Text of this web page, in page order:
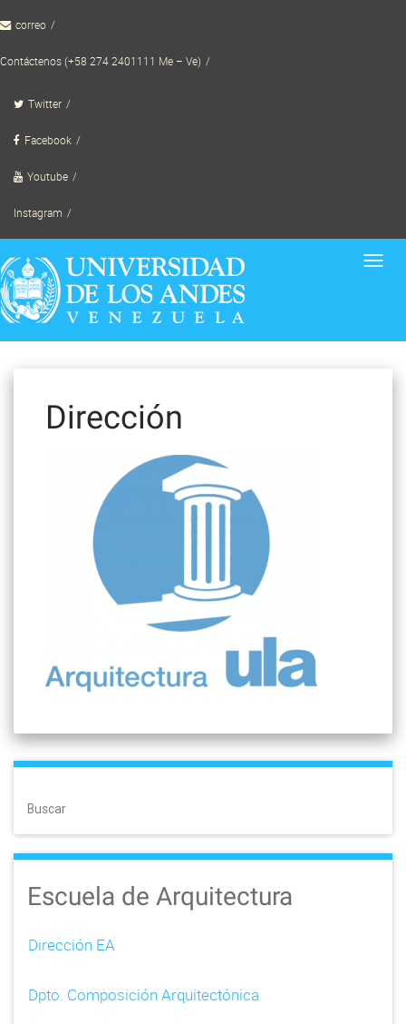
to correo
Contáctenos (+58 274 2401111 Me – Ve)
Twitter
Facebook
Youtube
Instagram
Dirección
Buscar
Escuela de Arquitectura
Dirección EA
Dpto. Composición Arquitectónica